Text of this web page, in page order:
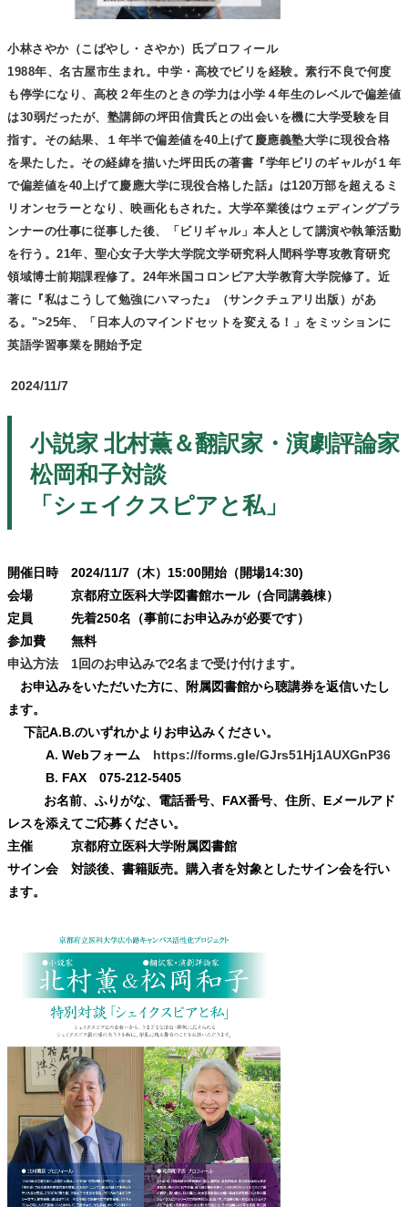
小林さやか（こばやし・さやか）氏プロフィール
1988年、名古屋市生まれ。中学・高校でビリを経験。素行不良で何度
も停学になり、高校２年生のときの学力は小学４年生のレベルで偏差値
は30弱だったが、塾講師の坪田信貴氏との出会いを機に大学受験を目
指す。その結果、１年半で偏差値を40上げて慶應義塾大学に現役合格
を果たした。その経緯を描いた坪田氏の著書『学年ビリのギャルが１年
で偏差値を40上げて慶應大学に現役合格した話』は120万部を超えるミ
リオンセラーとなり、映画化もされた。大学卒業後はウェディングプラ
ンナーの仕事に従事した後、「ビリギャル」本人として講演や執筆活動
を行う。21年、聖心女子大学大学院文学研究科人間科学専攻教育研究
領域博士前期課程修了。24年米国コロンビア大学教育大学院修了。近
著に『私はこうして勉強にハマった』（サンクチュアリ出版）があ
る。">25年、「日本人のマインドセットを変える！」をミッションに
英語学習事業を開始予定
2024/11/7
小説家 北村薫＆翻訳家・演劇評論家
松岡和子対談
「シェイクスピアと私」
開催日時 2024/11/7（木）15:00開始（開場14:30)
会場 京都府立医科大学図書館ホール（合同講義棟）
定員 先着250名（事前にお申込みが必要です）
参加費 無料
申込方法 1回のお申込みで2名まで受け付けます。
お申込みをいただいた方に、附属図書館から聴講券を返信いたし
ます。
下記A.B.のいずれかよりお申込みください。
A. Webフォーム https://forms.gle/GJrs51Hj1AUXGnP36
B. FAX 075-212-5405
お名前、ふりがな、電話番号、FAX番号、住所、Eメールアド
レスを添えてご応募ください。
主催 京都府立医科大学附属図書館
サイン会 対談後、 書籍販売。購入者を対象としたサイン会を行い
ます。